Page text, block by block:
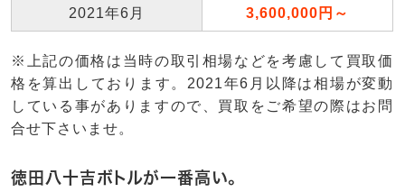
2021年6月 3,600,000円～
※上記の価格は当時の取引相場などを考慮して買取価
格を算出しております。2021年6月以降は相場が変動
している事がありますので、買取をご希望の際はお問
合せ下さいませ。
徳田八十吉ボトルが一番高い。